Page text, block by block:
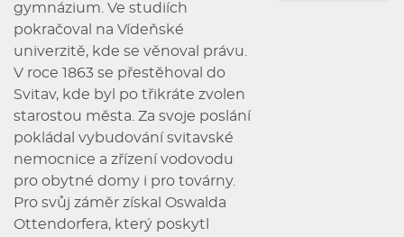
gymnázium. Ve studiích
pokračoval na Vídeňské
univerzitě, kde se věnoval právu.
V roce 1863 se přestěhoval do
Svitav, kde byl po třikráte zvolen
starostou města. Za svoje poslání
pokládal vybudování svitavské
nemocnice a zřízení vodovodu
pro obytné domy i pro továrny.
Pro svůj záměr získal Oswalda
Ottendorfera, který poskytl